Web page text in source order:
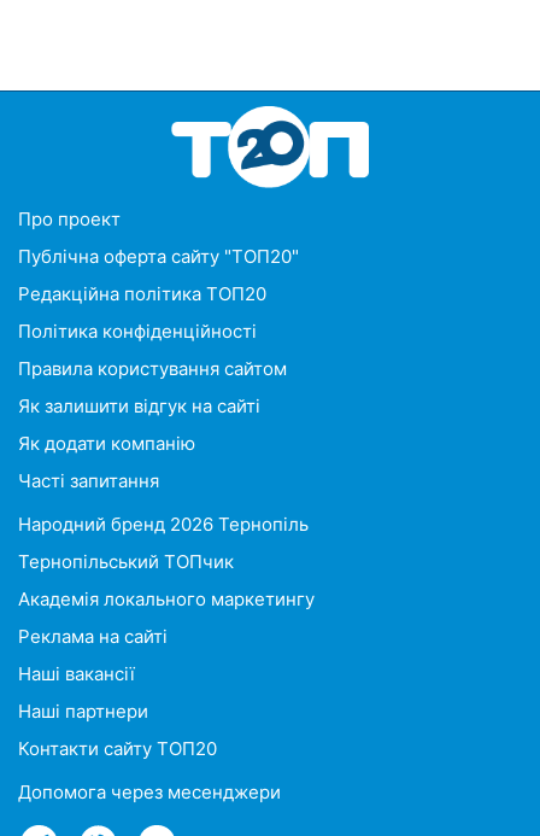
Про проект
Публічна оферта сайту "ТОП20"
Редакційна політика ТОП20
Політика конфіденційності
Правила користування сайтом
Як залишити відгук на сайті
Як додати компанію
Часті запитання
Народний бренд 2026 Тернопіль
Тернопільський ТОПчик
Академія локального маркетингу
Реклама на сайті
Наші вакансії
Наші партнери
Контакти сайту ТОП20
Допомога через месенджери